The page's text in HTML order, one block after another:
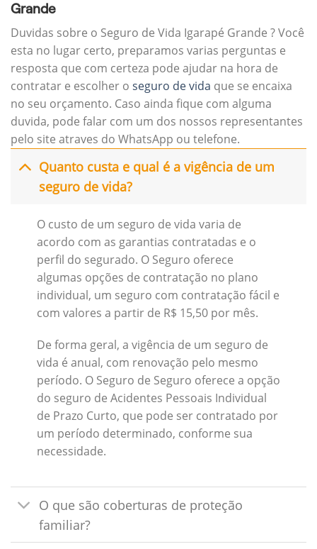
Grande
Duvidas sobre o Seguro de Vida Igarapé Grande ? Você
esta no lugar certo, preparamos varias perguntas e
resposta que com certeza pode ajudar na hora de
contratar e escolher o seguro de vida que se encaixa
no seu orçamento. Caso ainda fique com alguma
duvida, pode falar com um dos nossos representantes
pelo site atraves do WhatsApp ou telefone.
Quanto custa e qual é a vigência de um
seguro de vida?
O custo de um seguro de vida varia de
acordo com as garantias contratadas e o
perfil do segurado. O Seguro oferece
algumas opções de contratação no plano
individual, um seguro com contratação fácil e
com valores a partir de R$ 15,50 por mês.
De forma geral, a vigência de um seguro de
vida é anual, com renovação pelo mesmo
período. O Seguro de Seguro oferece a opção
do seguro de Acidentes Pessoais Individual
de Prazo Curto, que pode ser contratado por
um período determinado, conforme sua
necessidade.
O que são coberturas de proteção
familiar?